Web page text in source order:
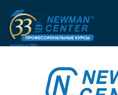
Выделить заголовки
Цвет фона